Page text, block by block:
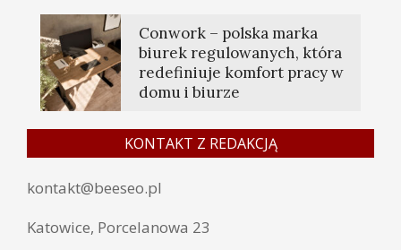
Conwork – polska marka
biurek regulowanych, która
redefiniuje komfort pracy w
domu i biurze
KONTAKT Z REDAKCJĄ
kontakt@beeseo.pl
Katowice, Porcelanowa 23